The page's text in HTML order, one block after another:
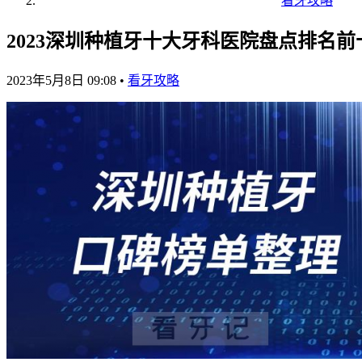
2023深圳种植牙十大牙科医院盘点排名前
2023年5月8日 09:08 • 看牙攻略